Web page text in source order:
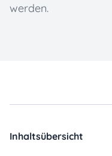
werden.
Inhaltsübersicht